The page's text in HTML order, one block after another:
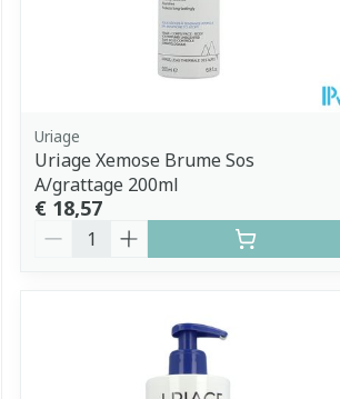
Uriage
Uriage Xemose Brume Sos
A/grattage 200ml
€ 18,57
Aantal